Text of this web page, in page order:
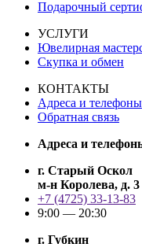
Подарочный
УСЛУГИ
Ювелирная
Скупка и обмен
КОНТАКТЫ
Адреса и телефоны
Обратная связь
Адреса и
г. Старый Оскол
м-н Королева, д. 3
+7 (4725) 33-13-83
9:00 — 20:30
г. Губкин